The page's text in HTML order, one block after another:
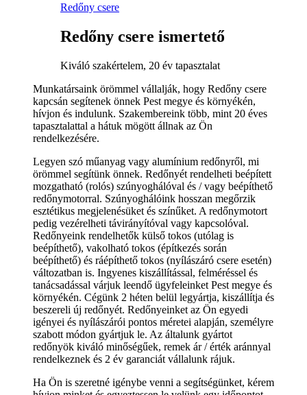
Redőny csere
Redőny csere ismertető
Kiváló szakértelem, 20 év tapasztalat
Munkatársaink örömmel vállalják, hogy Redőny csere
kapcsán segítenek önnek Pest megye és környékén,
hívjon és indulunk. Szakembereink több, mint 20 éves
tapasztalattal a hátuk mögött állnak az Ön
rendelkezésére.
Legyen szó műanyag vagy alumínium redőnyről, mi
örömmel segítünk önnek. Redőnyét rendelheti beépített
mozgatható (rolós) szúnyoghálóval és / vagy beépíthető
redőnymotorral. Szúnyoghálóink hosszan megőrzik
esztétikus megjelenésüket és színűket. A redőnymotort
pedig vezérelheti távirányítóval vagy kapcsolóval.
Redőnyeink rendelhetők külső tokos (utólag is
beépíthető), vakolható tokos (építkezés során
beépíthető) és ráépíthető tokos (nyílászáró csere esetén)
változatban is. Ingyenes kiszállítással, felméréssel és
tanácsadással várjuk leendő ügyfeleinket Pest megye és
környékén. Cégünk 2 héten belül legyártja, kiszállítja és
beszereli új redőnyét. Redőnyeinket az Ön egyedi
igényei és nyílászárói pontos méretei alapján, személyre
szabott módon gyártjuk le. Az általunk gyártot
redőnyök kiváló minőségűek, remek ár / érték aránnyal
rendelkeznek és 2 év garanciát vállalunk rájuk.
Ha Ön is szeretné igénybe venni a segítségünket, kérem